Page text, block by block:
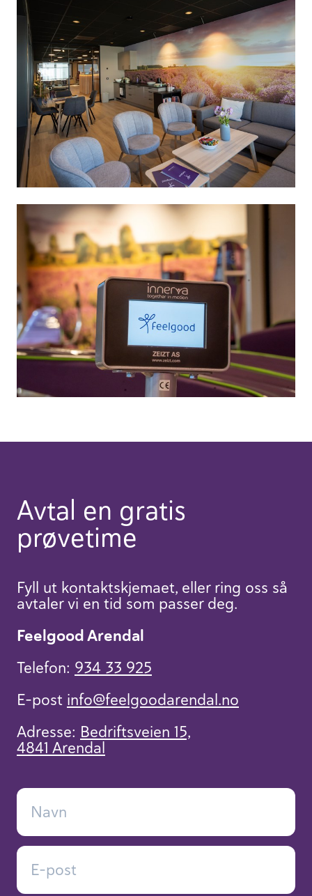
Avtal en gratis
prøvetime
Fyll ut kontaktskjemaet, eller ring oss så
avtaler vi en tid som passer deg.
Feelgood Arendal
Telefon: 934 33 925
E-post info​@feelgoodarendal.no
Adresse: Bedriftsveien 15,
4841 Arendal